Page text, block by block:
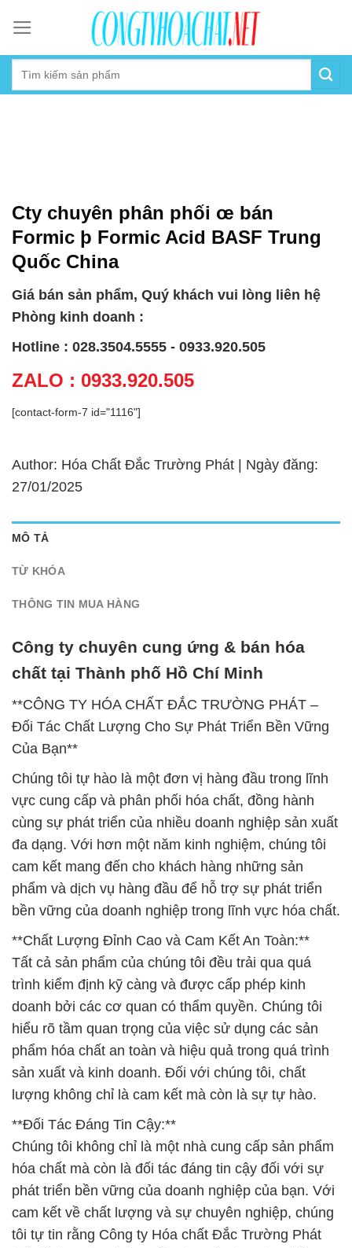
content
Cty chuyên phân phối œ bán
Formic þ Formic Acid BASF Trung
Quốc China
Giá bán sản phẩm, Quý khách vui lòng liên hệ
Phòng kinh doanh :
Hotline : 028.3504.5555 - 0933.920.505
ZALO : 0933.920.505
[contact-form-7 id="1116"]
Author: Hóa Chất Đắc Trường Phát | Ngày đăng:
27/01/2025
MÔ TẢ
TỪ KHÓA
THÔNG TIN MUA HÀNG
Công ty chuyên cung ứng & bán hóa
chất tại Thành phố Hồ Chí Minh
**CÔNG TY HÓA CHẤT ĐẮC TRƯỜNG PHÁT –
Đối Tác Chất Lượng Cho Sự Phát Triển Bền Vững
Của Bạn**
Chúng tôi tự hào là một đơn vị hàng đầu trong lĩnh
vực cung cấp và phân phối hóa chất, đồng hành
cùng sự phát triển của nhiều doanh nghiệp sản xuất
đa dạng. Với hơn một năm kinh nghiệm, chúng tôi
cam kết mang đến cho khách hàng những sản
phẩm và dịch vụ hàng đầu để hỗ trợ sự phát triển
bền vững của doanh nghiệp trong lĩnh vực hóa chất.
**Chất Lượng Đỉnh Cao và Cam Kết An Toàn:**
Tất cả sản phẩm của chúng tôi đều trải qua quá
trình kiểm định kỹ càng và được cấp phép kinh
doanh bởi các cơ quan có thẩm quyền. Chúng tôi
hiểu rõ tầm quan trọng của việc sử dụng các sản
phẩm hóa chất an toàn và hiệu quả trong quá trình
sản xuất và kinh doanh. Đối với chúng tôi, chất
lượng không chỉ là cam kết mà còn là sự tự hào.
**Đối Tác Đáng Tin Cậy:**
Chúng tôi không chỉ là một nhà cung cấp sản phẩm
hóa chất mà còn là đối tác đáng tin cậy đối với sự
phát triển bền vững của doanh nghiệp của bạn. Với
cam kết về chất lượng và sự chuyên nghiệp, chúng
tôi tự tin rằng Công ty Hóa chất Đắc Trường Phát